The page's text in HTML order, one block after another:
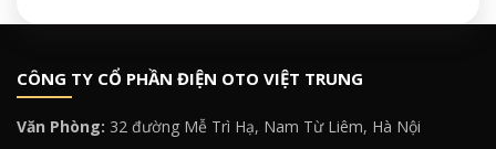
CÔNG TY CỔ PHẦN ĐIỆN OTO VIỆT TRUNG
Văn Phòng: 32 đường Mễ Trì Hạ, Nam Từ Liêm, Hà Nội